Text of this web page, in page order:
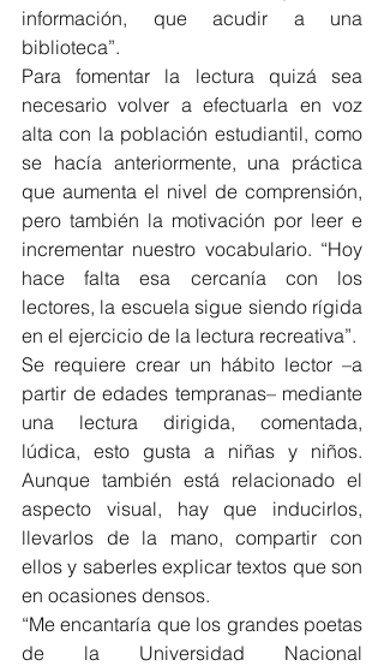
información, que acudir a una
biblioteca”.
Para fomentar la lectura quizá sea
necesario volver a efectuarla en voz
alta con la población estudiantil, como
se hacía anteriormente, una práctica
que aumenta el nivel de comprensión,
pero también la motivación por leer e
incrementar nuestro vocabulario. “Hoy
hace falta esa cercanía con los
lectores, la escuela sigue siendo rígida
en el ejercicio de la lectura recreativa”.
Se requiere crear un hábito lector –a
partir de edades tempranas– mediante
una lectura dirigida, comentada,
lúdica, esto gusta a niñas y niños.
Aunque también está relacionado el
aspecto visual, hay que inducirlos,
llevarlos de la mano, compartir con
ellos y saberles explicar textos que son
en ocasiones densos.
“Me encantaría que los grandes poetas
de la Universidad Nacional